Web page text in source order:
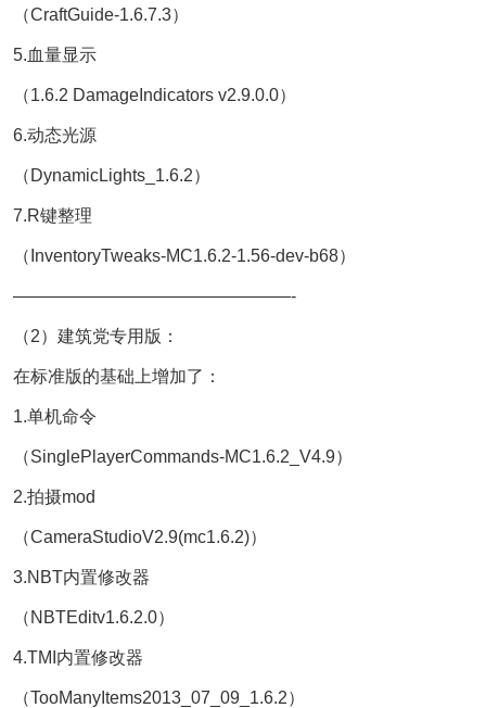
（CraftGuide-1.6.7.3）
5.血量显示
（1.6.2 DamageIndicators v2.9.0.0）
6.动态光源
（DynamicLights_1.6.2）
7.R键整理
（InventoryTweaks-MC1.6.2-1.56-dev-b68）
————————————————-
（2）建筑党专用版：
在标准版的基础上增加了：
1.单机命令
（SinglePlayerCommands-MC1.6.2_V4.9）
2.拍摄mod
（CameraStudioV2.9(mc1.6.2)）
3.NBT内置修改器
（NBTEditv1.6.2.0）
4.TMI内置修改器
（TooManyItems2013_07_09_1.6.2）